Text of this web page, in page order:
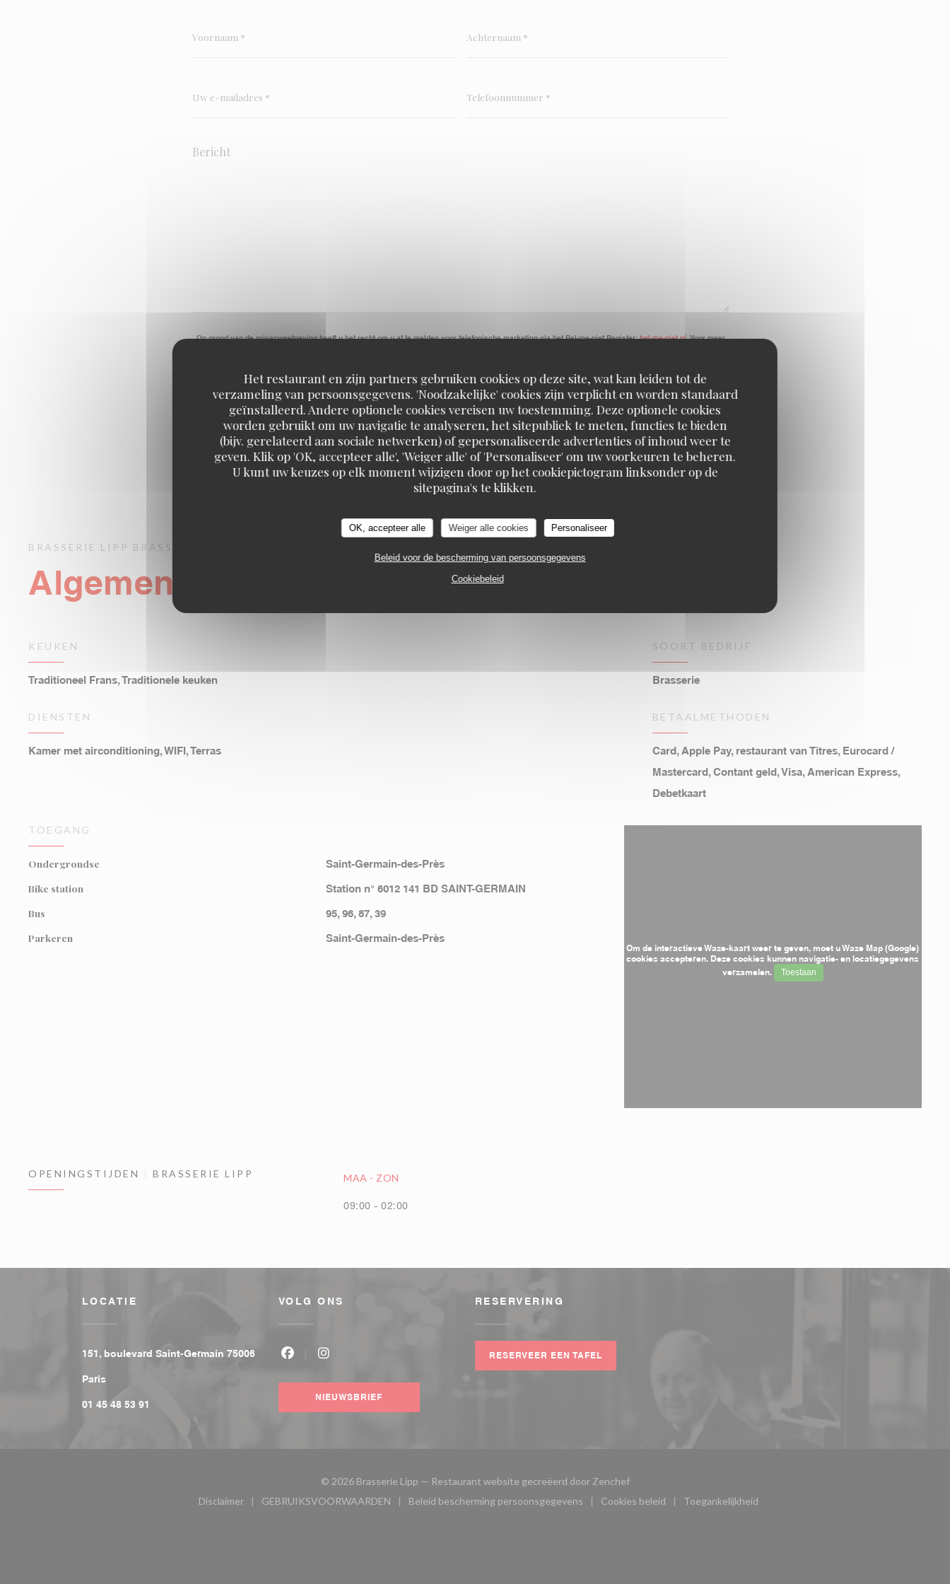
Het restaurant en zijn partners gebruiken cookies op deze site, wat kan leiden tot de
verzameling van persoonsgegevens. 'Noodzakelijke' cookies zijn verplicht en worden standaard
geïnstalleerd. Andere optionele cookies vereisen uw toestemming. Deze optionele cookies
worden gebruikt om uw navigatie te analyseren, het sitepubliek te meten, functies te bieden
(bijv. gerelateerd aan sociale netwerken) of gepersonaliseerde advertenties of inhoud weer te
geven. Klik op 'OK, accepteer alle', 'Weiger alle' of 'Personaliseer' om uw voorkeuren te beheren.
U kunt uw keuzes op elk moment wijzigen door op het cookiepictogram linksonder op de
sitepagina's te klikken.
OK, accepteer alle Weiger alle cookies Personaliseer
Beleid voor de bescherming van persoonsgegevens
Cookiebeleid
Op grond van de privacywetgeving heeft u het recht om u af te melden voor telefonische marketing via het Bel-me-niet Register:bel-me-niet.nl. Voor meer
BRASSERIE LIPP BRASSERIE
Algemene informatie
KEUKEN
Traditioneel Frans, Traditionele keuken
SOORT BEDRIJF
Brasserie
DIENSTEN
Kamer met airconditioning, WIFI, Terras
BETAALMETHODEN
Card, Apple Pay, restaurant van Titres, Eurocard /
Mastercard, Contant geld, Visa, American Express,
Debetkaart
TOEGANG
Ondergrondse Saint-Germain-des-Près
Bike station Station n° 6012 141 BD SAINT-GERMAIN
Bus 95, 96, 87, 39
Parkeren Saint-Germain-des-Près
Om de interactieve Waze-kaart weer te geven, moet u Waze Map (Google)
cookies accepteren. Deze cookies kunnen navigatie- en locatiegegevens
verzamelen.
Toestaan
OPENINGSTIJDEN BRASSERIE LIPP MAA - ZON
09:00 - 02:00
LOCATIE
151, boulevard Saint-Germain 75006
Paris((opent in een nieuw venster))
01 45 48 53 91
VOLG ONS
NIEUWSBRIEF
RESERVERING
RESERVEER EEN TAFEL
© 2026 Brasserie Lipp — Restaurant website gecreëerd door Zenchef((opent in een nieuw venster))
Disclaimer
((opent in een nieuw venster))
GEBRUIKSVOORWAARDEN
((opent in een nieuw venster))
Beleid bescherming persoonsgegevens
((opent in een nieuw venster))
Cookies beleid
((opent in een nieuw venster))
Toegankelijkheid
((opent in een nieuw venster))